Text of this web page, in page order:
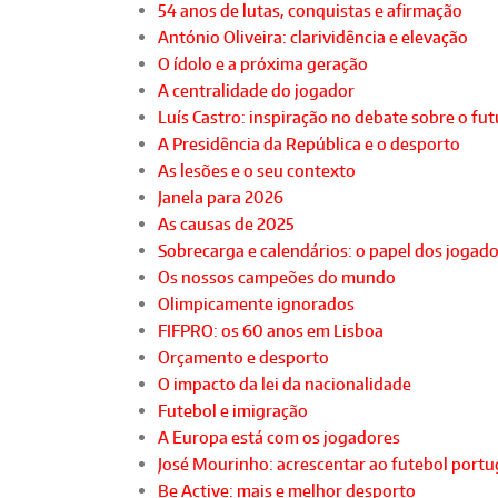
54 anos de lutas, conquistas e afirmação
António Oliveira: clarividência e elevação
O ídolo e a próxima geração
A centralidade do jogador
Luís Castro: inspiração no debate sobre o
A Presidência da República e o desporto
As lesões e o seu contexto
Janela para 2026
As causas de 2025
Sobrecarga e calendários: o papel dos
Os nossos campeões do mundo
Olimpicamente ignorados
FIFPRO: os 60 anos em Lisboa
Orçamento e desporto
O impacto da lei da nacionalidade
Futebol e imigração
A Europa está com os jogadores
José Mourinho: acrescentar ao futebol
Be Active: mais e melhor desporto